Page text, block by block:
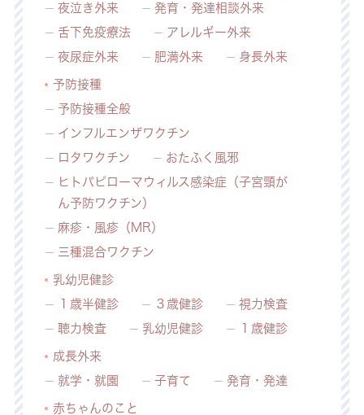
夜泣き外来
発育・発達相談外来
舌下免疫療法
アレルギー外来
夜尿症外来
肥満外来 身長外来
予防接種
予防接種全般
インフルエンザワクチン
ロタワクチン
おたふく風邪
ヒトパピローマウィルス感染症（子宮頸が
ん予防ワクチン）
麻疹・風疹（MR）
三種混合ワクチン
乳幼児健診
１歳半健診
３歳健診
視力検査
聴力検査
乳幼児健診 １歳健診
成長外来
就学・就園
子育て 発育・発達
赤ちゃんのこと